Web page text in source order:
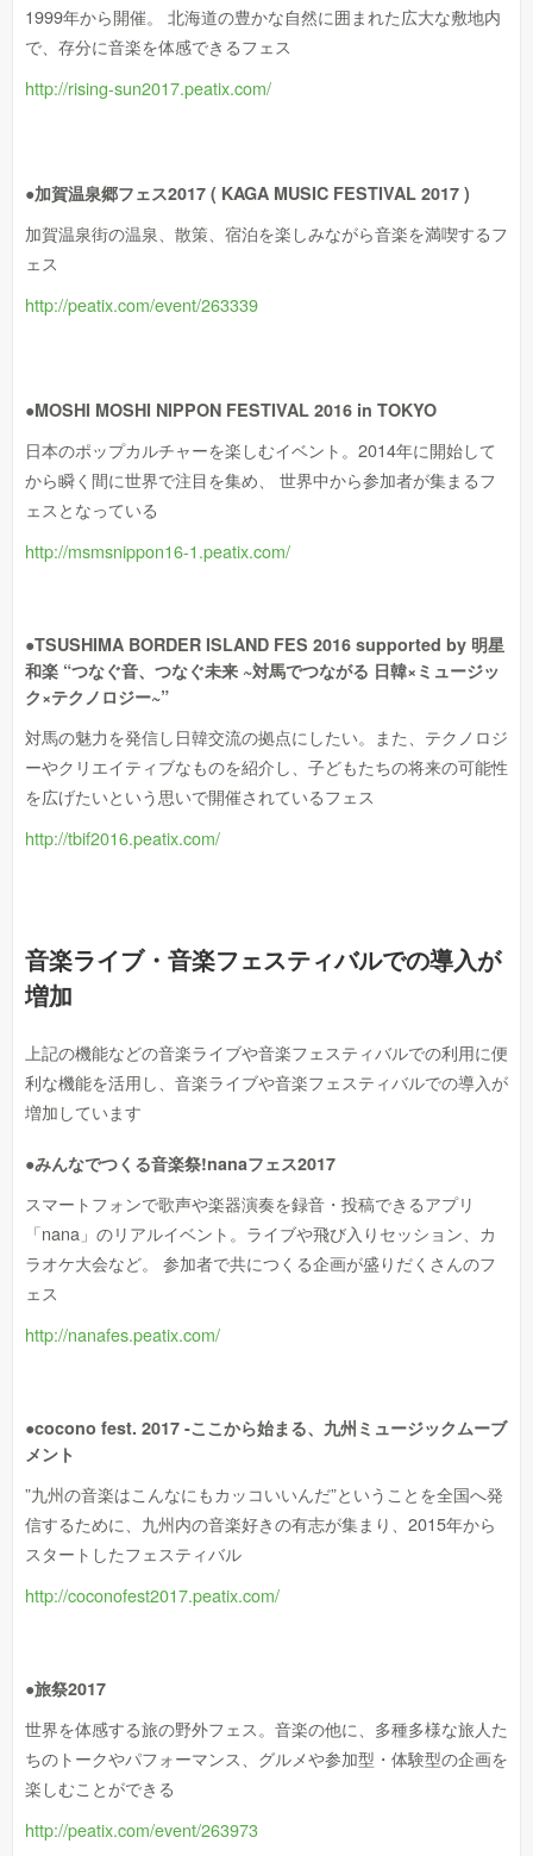
1999年から開催。 北海道の豊かな自然に囲まれた広大な敷地内
で、存分に音楽を体感できるフェス
http://rising-sun2017.peatix.com/
●加賀温泉郷フェス2017 ( KAGA MUSIC FESTIVAL 2017 )
加賀温泉街の温泉、散策、宿泊を楽しみながら音楽を満喫するフ
ェス
http://peatix.com/event/263339
●MOSHI MOSHI NIPPON FESTIVAL 2016 in TOKYO
日本のポップカルチャーを楽しむイベント。2014年に開始して
から瞬く間に世界で注目を集め、 世界中から参加者が集まるフ
ェスとなっている
http://msmsnippon16-1.peatix.com/
●TSUSHIMA BORDER ISLAND FES 2016 supported by 明星
和楽 “つなぐ音、つなぐ未来 ~対馬でつながる 日韓×ミュージッ
ク×テクノロジー~”
対馬の魅力を発信し日韓交流の拠点にしたい。また、テクノロジ
ーやクリエイティブなものを紹介し、子どもたちの将来の可能性
を広げたいという思いで開催されているフェス
http://tbif2016.peatix.com/
音楽ライブ・音楽フェスティバルでの導入が
増加
上記の機能などの音楽ライブや音楽フェスティバルでの利用に便
利な機能を活用し、音楽ライブや音楽フェスティバルでの導入が
増加しています
●みんなでつくる音楽祭!nanaフェス2017
スマートフォンで歌声や楽器演奏を録音・投稿できるアプリ
「nana」のリアルイベント。ライブや飛び入りセッション、カ
ラオケ大会など。 参加者で共につくる企画が盛りだくさんのフ
ェス
http://nanafes.peatix.com/
●cocono fest. 2017 -ここから始まる、九州ミュージックムーブ
メント
”九州の音楽はこんなにもカッコいいんだ”ということを全国へ発
信するために、九州内の音楽好きの有志が集まり、2015年から
スタートしたフェスティバル
http://coconofest2017.peatix.com/
●旅祭2017
世界を体感する旅の野外フェス。音楽の他に、多種多様な旅人た
ちのトークやパフォーマンス、グルメや参加型・体験型の企画を
楽しむことができる
http://peatix.com/event/263973